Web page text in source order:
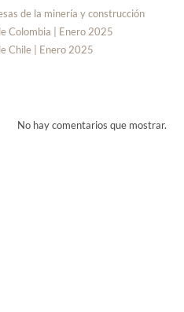
de la minería y construcción
Colombia | Enero 2025
Chile | Enero 2025
No hay comentarios que mostrar.